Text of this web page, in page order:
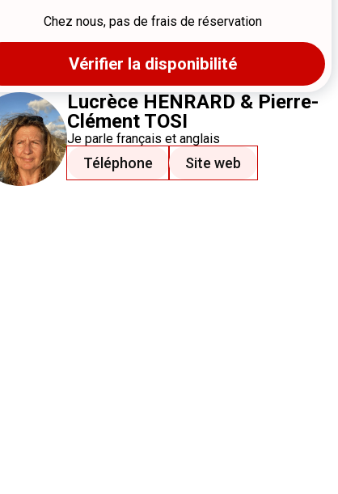
Chez nous, pas de frais de réservation
Vérifier la disponibilité
Lucrèce HENRARD & Pierre-
Clément TOSI
Je parlefrançais et anglais
Téléphone Site web